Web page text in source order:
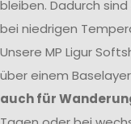
bleiben. Dadurch
bei niedrigen
Unsere MP Ligur
über einem
auch für